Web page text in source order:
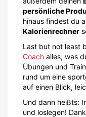
persönliche
hinaus findest du
Kalorienrechner
Last but not least
Coach alles, was
Übungen und
rund um eine
auf einen Blick,
Und dann heißts:
und loslegen!